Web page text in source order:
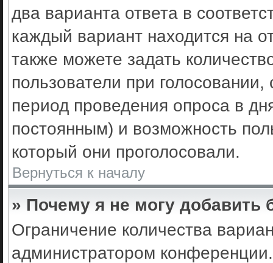
два варианта ответа в
каждый вариант находится на
также можете задать
пользователи при
период проведения опроса в
постоянным) и возможность
который они проголосовали.
Вернуться к началу
» Почему я не могу добавить
Ограничение количества
администратором